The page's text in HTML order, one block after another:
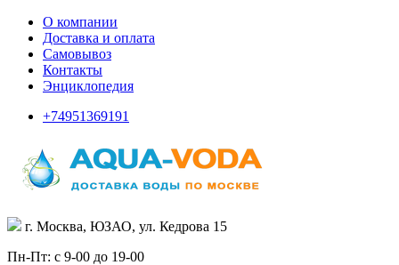
О компании
Доставка и оплата
Самовывоз
Контакты
Энциклопедия
+74951369191
г. Москва, ЮЗАО, ул. Кедрова 15
Пн-Пт: с 9-00 до 19-00